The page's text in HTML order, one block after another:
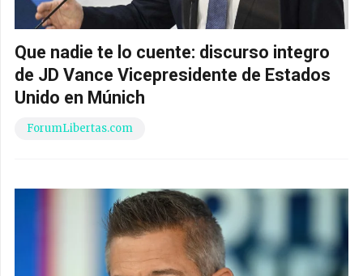
Que nadie te lo cuente: discurso integro
de JD Vance Vicepresidente de Estados
Unido en Múnich
ForumLibertas.com